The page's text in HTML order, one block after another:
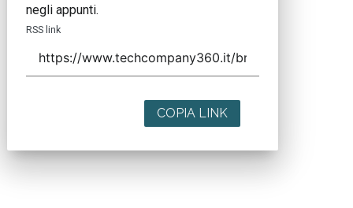
negli appunti.
RSS link
COPIA LINK